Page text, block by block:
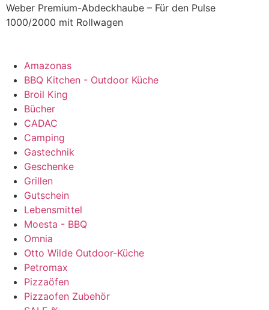
Weber Premium-Abdeckhaube – Für den Pulse
1000/2000 mit Rollwagen
Amazonas
BBQ Kitchen - Outdoor Küche
Broil King
Bücher
CADAC
Camping
Gastechnik
Geschenke
Grillen
Gutschein
Lebensmittel
Moesta - BBQ
Omnia
Otto Wilde Outdoor-Küche
Petromax
Pizzaöfen
Pizzaofen Zubehör